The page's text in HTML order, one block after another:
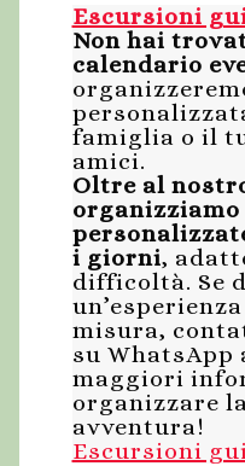
Escursioni
Non hai
calendario
famiglia o il
amici.
Oltre al
i giorni,
difficoltà. Se
misura,
su WhatsApp
maggiori
organizzare
avventura!
Escursioni